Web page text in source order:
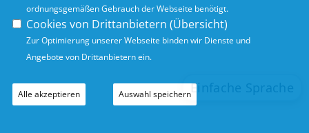
ordnungsgemäßen Gebrauch der Webseite benötigt.
Cookies von Drittanbietern (Übersicht)
Zur Optimierung unserer Webseite binden wir Dienste und
Angebote von Drittanbietern ein.
Alle akzeptieren Auswahl speichern